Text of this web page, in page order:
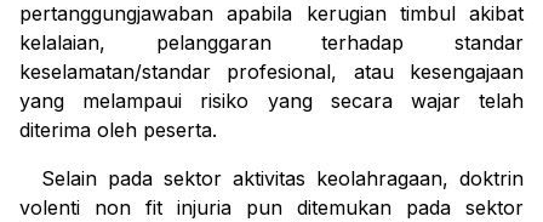
pertanggungjawaban apabila kerugian timbul akibat
kelalaian, pelanggaran terhadap standar
keselamatan/standar profesional, atau kesengajaan
yang melampaui risiko yang secara wajar telah
diterima oleh peserta.
Selain pada sektor aktivitas keolahragaan, doktrin
volenti non fit injuria pun ditemukan pada sektor